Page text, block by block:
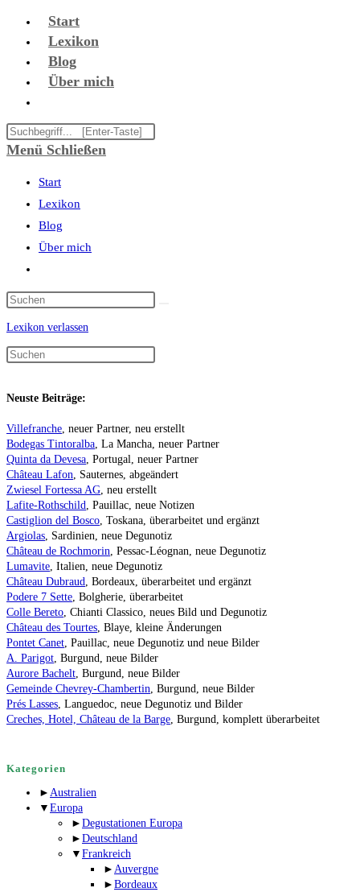
Zum
Start
Lexikon
Blog
Über mich
Suche
umschalten
Diese
Website
Menü Schließen
Start
Lexikon
Blog
Über mich
Suche
umschalten
Lexikon verlassen
Neuste Beiträge:
Villefranche, neuer Partner, neu erstellt
Bodegas Tintoralba, La Mancha, neuer Partner
Quinta da Devesa, Portugal, neuer Partner
Château Lafon, Sauternes, abgeändert
Zwiesel Fortessa AG, neu erstellt
Lafite-Rothschild, Pauillac, neue Notizen
Castiglion del Bosco, Toskana, überarbeitet und ergänzt
Argiolas, Sardinien, neue Degunotiz
Château de Rochmorin, Pessac-Léognan, neue Degunotiz
Lumavite, Italien, neue Degunotiz
Château Dubraud, Bordeaux, überarbeitet und ergänzt
Podere 7 Sette, Bolgherie, überarbeitet
Colle Bereto, Chianti Classico, neues Bild und Degunotiz
Château des Tourtes, Blaye, kleine Änderungen
Pontet Canet, Pauillac, neue Degunotiz und neue Bilder
A. Parigot, Burgund, neue Bilder
Aurore Bachelt, Burgund, neue Bilder
Gemeinde Chevrey-Chambertin, Burgund, neue Bilder
Prés Lasses, Languedoc, neue Degunotiz und Bilder
Creches, Hotel, Château de la Barge, Burgund, komplett überarbeitet
Kategorien
► Australien
▼ Europa
► Degustationen Europa
► Deutschland
▼ Frankreich
► Auvergne
► Bordeaux